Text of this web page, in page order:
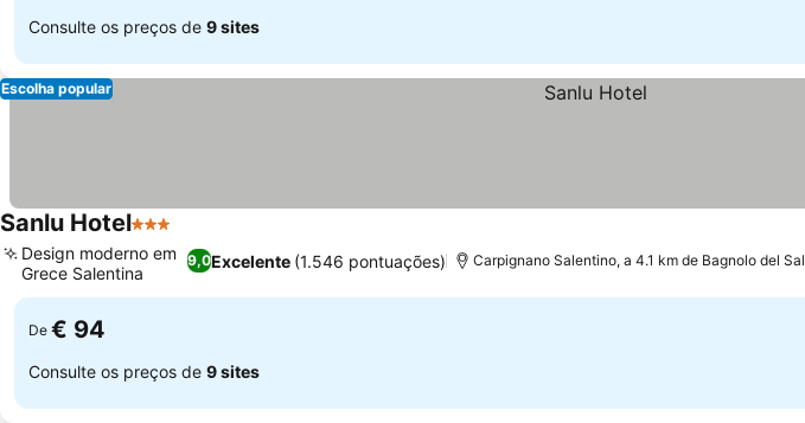
Consulte os preços de 9 sites
Escolha popular
Sanlu Hotel3 Estrelas
9,0Excelente (1.546 pontuações)
Design moderno em
Grece Salentina
Carpignano Salentino, a 4.1 km de Bagnolo del
De € 94
Consulte os preços de 9 sites